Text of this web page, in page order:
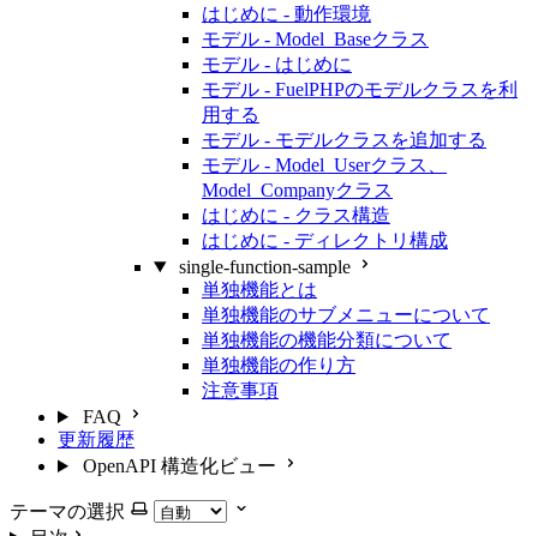
はじめに - 動作環境
モデル - Model_Baseクラス
モデル - はじめに
モデル - FuelPHPのモデルクラスを利
用する
モデル - モデルクラスを追加する
モデル - Model_Userクラス、
Model_Companyクラス
はじめに - クラス構造
はじめに - ディレクトリ構成
single-function-sample
単独機能とは
単独機能のサブメニューについて
単独機能の機能分類について
単独機能の作り方
注意事項
FAQ
更新履歴
OpenAPI 構造化ビュー
テーマの選択